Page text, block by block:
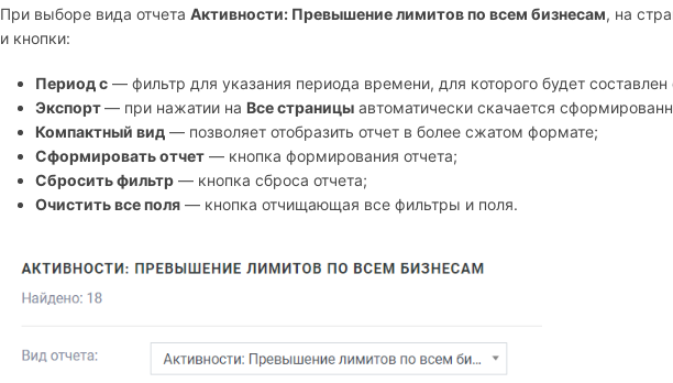
При выборе вида отчета Активности: Превышение лимитов по всем бизнесам, на
и кнопки:
Период с — фильтр для указания периода времени, для которого будет составлен
Экспорт— при нажатии на Все страницы автоматически скачается
Компактный вид — позволяет отобразить отчет в более сжатом формате;
Сформировать отчет — кнопка формирования отчета;
Сбросить фильтр — кнопка сброса отчета;
Очистить все поля — кнопка отчищающая все фильтры и поля.